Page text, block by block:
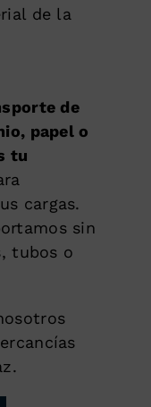
de la
de
papel o
tu
cargas.
sin
tubos o